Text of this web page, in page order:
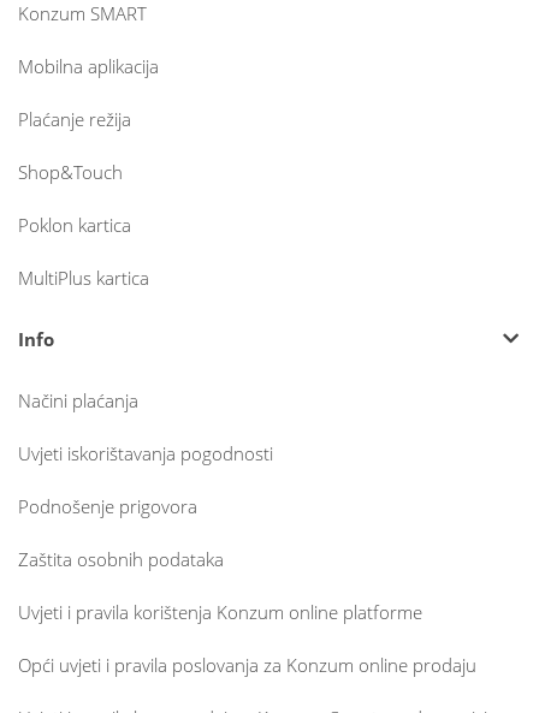
Konzum SMART
Mobilna aplikacija
Plaćanje režija
Shop&Touch
Poklon kartica
MultiPlus kartica
Info
Načini plaćanja
Uvjeti iskorištavanja pogodnosti
Podnošenje prigovora
Zaštita osobnih podataka
Uvjeti i pravila korištenja Konzum online platforme
Opći uvjeti i pravila poslovanja za Konzum online prodaju